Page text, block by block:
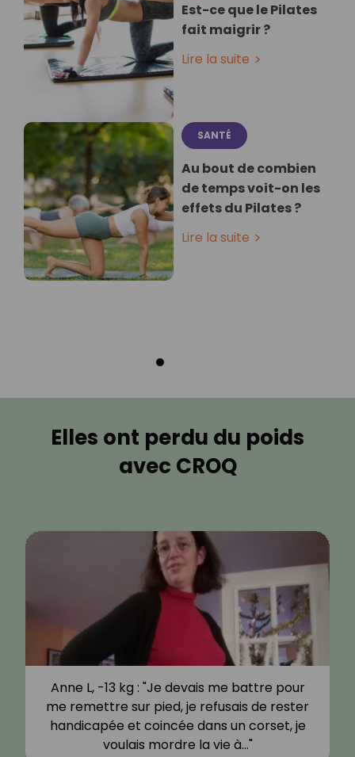
Est-ce que le Pilates
fait maigrir ?
Lire la suite
SANTÉ
Au bout de combien
de temps voit-on les
effets du Pilates ?
Lire la suite
Elles ont perdu du poids
avec CROQ
Anne L, -13 kg : "Je devais me battre pour
me remettre sur pied, je refusais de rester
handicapée et coincée dans un corset, je
voulais mordre la vie à…"